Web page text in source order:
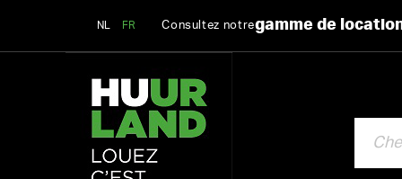
NL FR Consultez notregamme de